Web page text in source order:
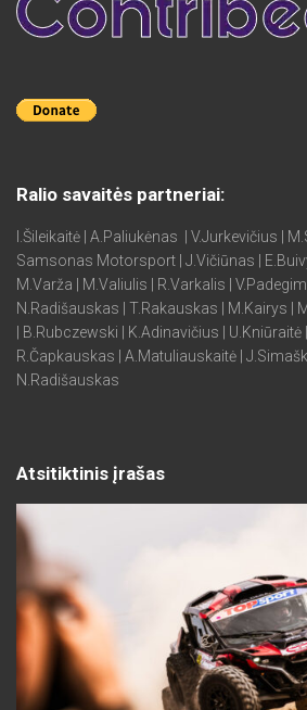
Ralio savaitės partneriai:
I.Šileikaitė | A.Paliukėnas | V.Jurkevičius |
Samsonas Motorsport | J.Vičiūnas |
M.Varža | M.Valiulis | R.Varkalis |
N.Radišauskas | T.Rakauskas | M.Kairys |
| B.Rubczewski | K.Adinavičius | U.Kniūraitė
R.Čapkauskas | A.Matuliauskaitė |
N.Radišauskas
Atsitiktinis įrašas